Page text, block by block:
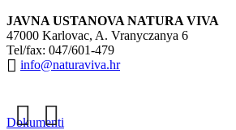
JAVNA USTANOVA NATURA VIVA
47000 Karlovac, A. Vranyczanya 6
Tel/fax: 047/601-479
info@naturaviva.hr
Dokumenti